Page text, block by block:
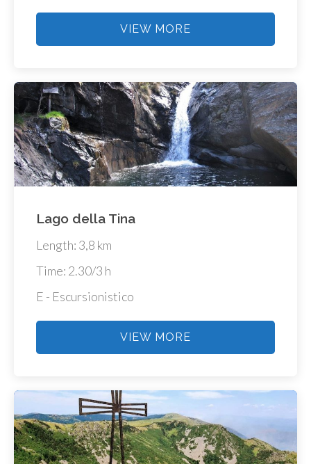
VIEW MORE
Lago della Tina
Length: 3,8 km
Time: 2.30/3 h
E - Escursionistico
VIEW MORE